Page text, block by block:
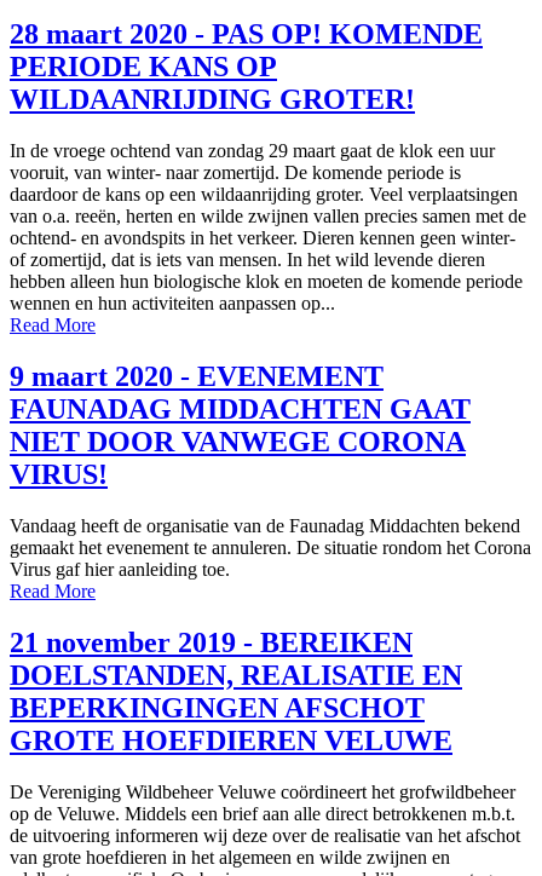
28 maart 2020 - PAS OP! KOMENDE
PERIODE KANS OP
WILDAANRIJDING GROTER!
In de vroege ochtend van zondag 29 maart gaat de klok een uur
vooruit, van winter- naar zomertijd. De komende periode is
daardoor de kans op een wildaanrijding groter. Veel verplaatsingen
van o.a. reeën, herten en wilde zwijnen vallen precies samen met de
ochtend- en avondspits in het verkeer. Dieren kennen geen winter-
of zomertijd, dat is iets van mensen. In het wild levende dieren
hebben alleen hun biologische klok en moeten de komende periode
wennen en hun activiteiten aanpassen op...
Read More
9 maart 2020 - EVENEMENT
FAUNADAG MIDDACHTEN GAAT
NIET DOOR VANWEGE CORONA
VIRUS!
Vandaag heeft de organisatie van de Faunadag Middachten bekend
gemaakt het evenement te annuleren. De situatie rondom het Corona
Virus gaf hier aanleiding toe.
Read More
21 november 2019 - BEREIKEN
DOELSTANDEN, REALISATIE EN
BEPERKINGINGEN AFSCHOT
GROTE HOEFDIEREN VELUWE
De Vereniging Wildbeheer Veluwe coördineert het grofwildbeheer
op de Veluwe. Middels een brief aan alle direct betrokkenen m.b.t.
de uitvoering informeren wij deze over de realisatie van het afschot
van grote hoefdieren in het algemeen en wilde zwijnen en